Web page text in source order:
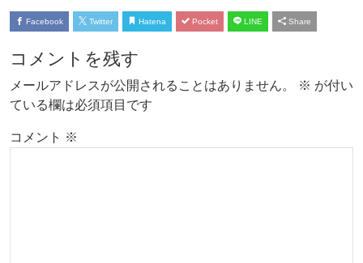
Facebook Twitter Hatena Pocket LINE Share
コメントを残す
メールアドレスが公開されることはありません。 ※ が付い
ている欄は必須項目です
コメント ※